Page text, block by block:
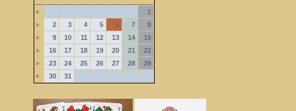
»
1
»
2 3 4 5 6 7
8
»
9 10 11 12 13 14
15
»
16 17 18 19 20 21
22
»
23 24 25 26 27 28
29
»
30 31